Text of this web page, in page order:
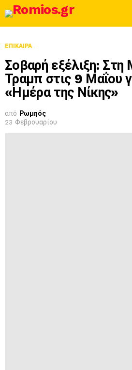
ΕΠΊΚΑΙΡΑ
Σοβαρή εξέλιξη: Στη
Τραμπ στις 9 Μαΐου
«Ημέρα της Νίκης»
από Ρωμηός
23 Φεβρουαρίου